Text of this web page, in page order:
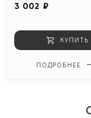
3 002 ₽
КУПИТЬ
ПОДРОБНЕЕ